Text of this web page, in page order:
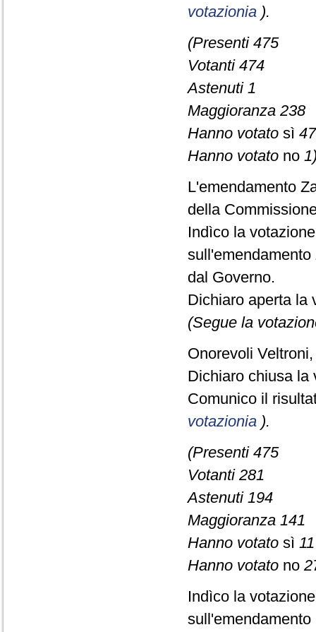
votazionia ).
(Presenti 475
Votanti 474
Astenuti 1
Maggioranza 238
Hanno votato sì
Hanno votato no
L'emendamento
della
Indìco la
dal Governo.
Dichiaro aperta la
(Segue la
Onorevoli
Dichiaro chiusa la
Comunico il
votazionia ).
(Presenti 475
Votanti 281
Astenuti 194
Maggioranza 141
Hanno votato sì 11
Hanno votato no
Indìco la